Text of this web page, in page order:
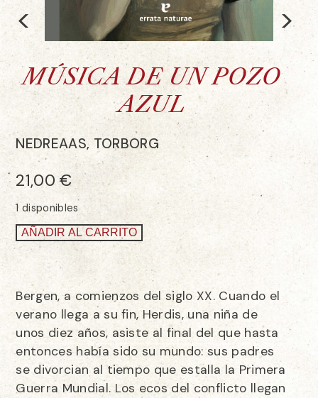
< >
MÚSICA DE UN POZO
AZUL
NEDREAAS, TORBORG
21,00€
1 disponibles
AÑADIR AL CARRITO
Bergen, a comienzos del siglo XX. Cuando el
verano llega a su fin, Herdis, una niña de
unos diez años, asiste al final del que hasta
entonces había sido su mundo: sus padres
se divorcian al tiempo que estalla la Primera
Guerra Mundial. Los ecos del conflicto llegan